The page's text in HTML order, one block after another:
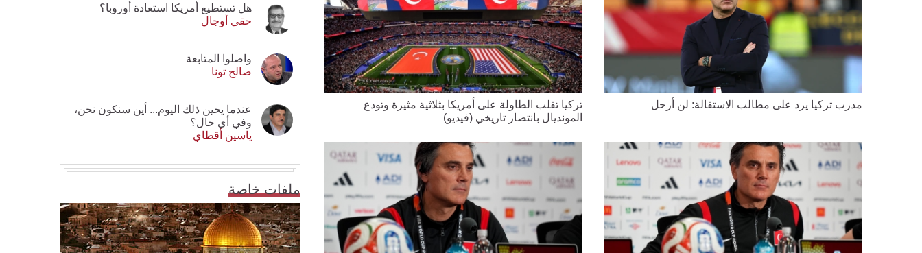
مدرب تركيا يرد على مطالب الاستقالة: لن أرحل
تركيا تقلب الطاولة على أمريكا بثلاثية مثيرة وتودع
المونديال بانتصار تاريخي (فيديو)
هل تستطيع أمريكا استعادة أوروبا؟
حقي أوجال
واصلوا المتابعة
صالح تونا
عندما يحين ذلك اليوم... أين سنكون نحن،
وفي أي حال؟
ياسين أقطاي
ملفات خاصة